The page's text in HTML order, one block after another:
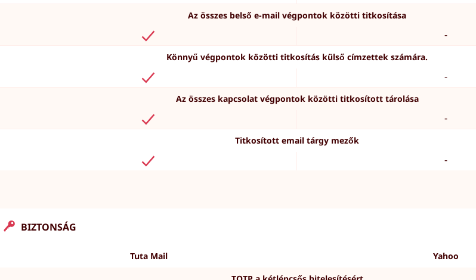
Az összes belső e-mail végpontok közötti titkosítása
-
Könnyű végpontok közötti titkosítás külső címzettek számára.
-
Az összes kapcsolat végpontok közötti titkosított tárolása
-
Titkosított email tárgy mezők
-
BIZTONSÁG
Tuta Mail Yahoo